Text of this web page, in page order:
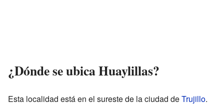
¿Dónde se ubica Huaylillas?
Esta localidad está en el sureste de la ciudad deTrujillo.